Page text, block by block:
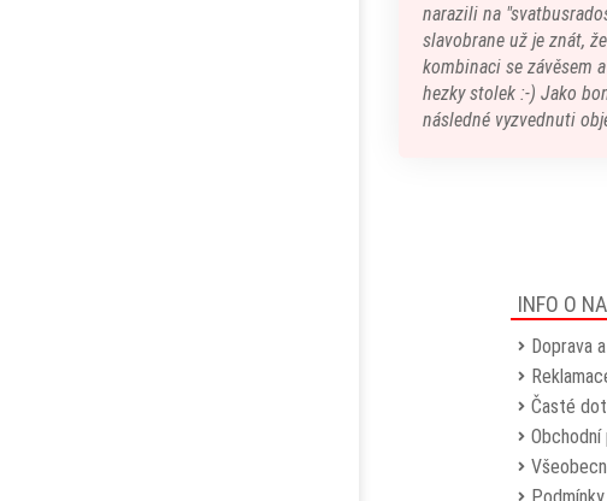
narazili na
slavobrane už je znát,
kombinaci se závěsem
hezky stolek :-) Jako
následné vyzvednuti
INFO O
Doprava
Časté
Obchodní